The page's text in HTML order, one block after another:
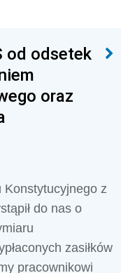
od odsetek
oraz
Konstytucyjnego z
do nas o
zasiłków
pracownikowi